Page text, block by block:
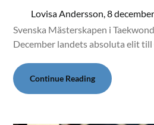
Lovisa Andersson,8
Svenska Mästerskapen i
December landets absoluta elit till
Continue Reading